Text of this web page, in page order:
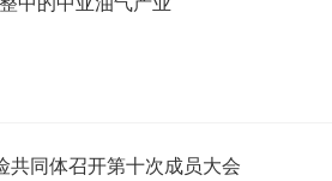
共同体召开第十次成员大会